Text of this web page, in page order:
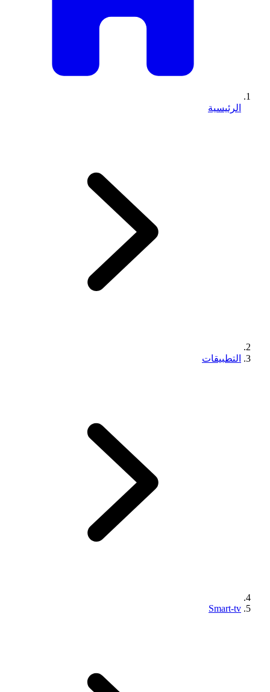
الرئيسية
التطبيقات
Smart-tv